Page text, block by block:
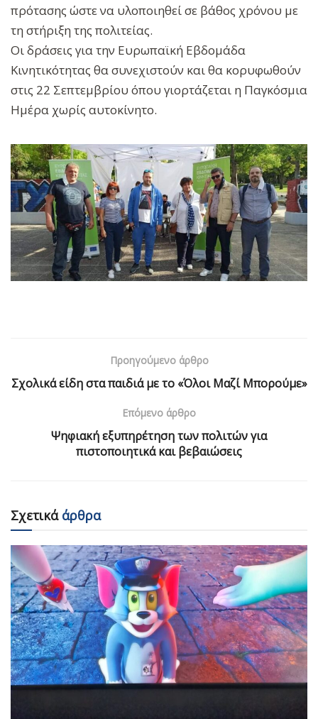
πρότασης ώστε να υλοποιηθεί σε βάθος χρόνου με
τη στήριξη της πολιτείας.
Οι δράσεις για την Ευρωπαϊκή Εβδομάδα
Κινητικότητας θα συνεχιστούν και θα κορυφωθούν
στις 22 Σεπτεμβρίου όπου γιορτάζεται η Παγκόσμια
Ημέρα χωρίς αυτοκίνητο.
Προηγούμενο άρθρο
Σχολικά είδη στα παιδιά με το «Όλοι Μαζί Μπορούμε»
Επόμενο άρθρο
Ψηφιακή εξυπηρέτηση των πολιτών για
πιστοποιητικά και βεβαιώσεις
Σχετικάάρθρα